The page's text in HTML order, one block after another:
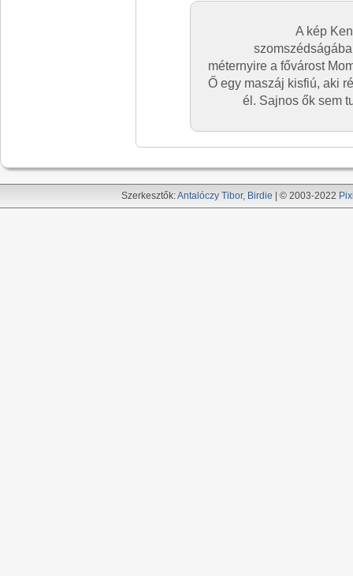
A kép
méternyire a fővárost
Ő egy maszáj kisfiú, aki
él. Sajnos ők sem
Szerkesztők:Antalóczy Tibor, Birdie | © 2003-2022